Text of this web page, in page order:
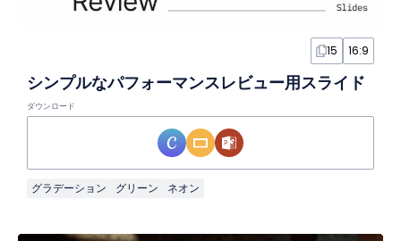
15 16:9
シンプルなパフォーマンスレビュー用スライド
ダウンロード
グラデーション グリーン ネオン